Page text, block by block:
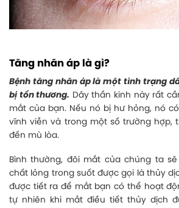
Tăng nhãn áp là gì?
Bệnh tăng nhãn áp là một tình trạng
bị tổn thương. Dây thần kinh này rất
mắt của bạn. Nếu nó bị hư hỏng, nó
vĩnh viễn và trong một số trường hợp,
đến mù lòa.
Bình thường, đôi mắt của chúng ta
chất lỏng trong suốt được gọi là thủy
được tiết ra để mắt bạn có thể hoạt
tự nhiên khi mắt điều tiết thủy dịch